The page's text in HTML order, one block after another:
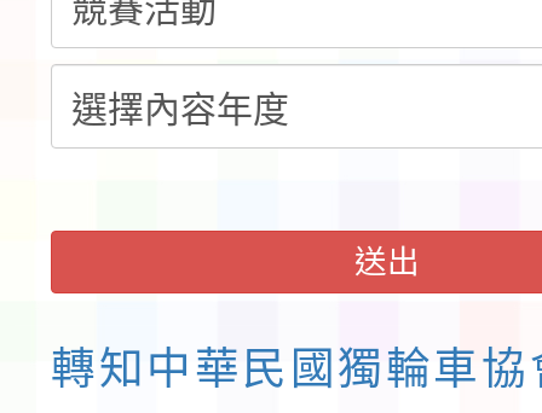
程安排一案
「桃園市補助參觀特色
展演活動實施計畫」
送出
轉知中華民國獨輪車協